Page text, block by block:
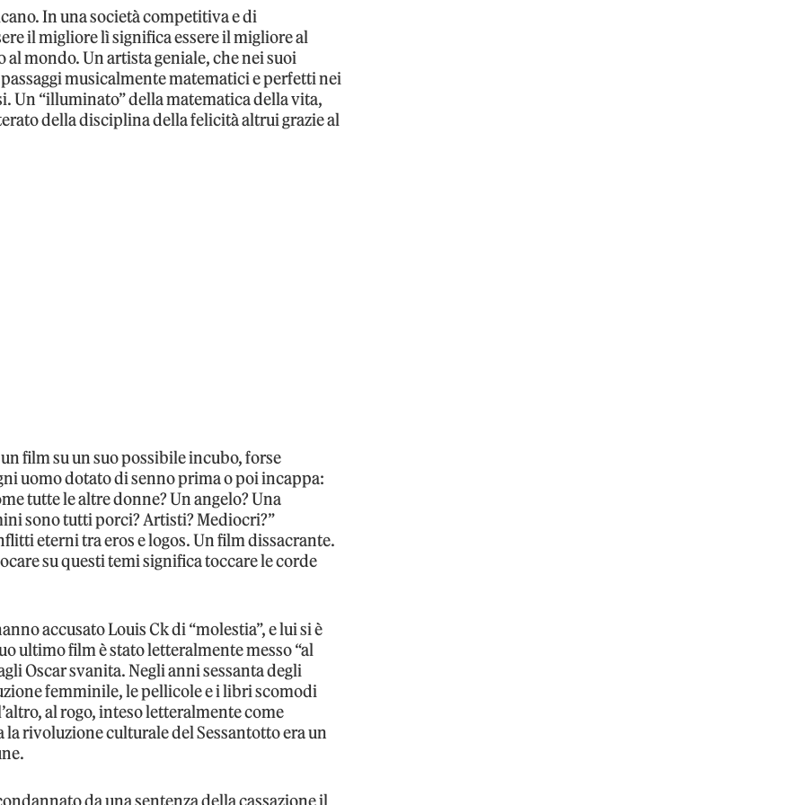
In una società competitiva e di
il migliore lì significa essere il migliore al
mondo. Un artista geniale, che nei suoi
musicalmente matematici e perfetti nei
Un “illuminato” della matematica della vita,
della disciplina della felicità altrui grazie al
film su un suo possibile incubo, forse
uomo dotato di senno prima o poi incappa:
tutte le altre donne? Un angelo? Una
sono tutti porci? Artisti? Mediocri?”
eterni tra eros e logos. Un film dissacrante.
su questi temi significa toccare le corde
accusato Louis Ck di “molestia”, e lui si è
ultimo film è stato letteralmente messo “al
Oscar svanita. Negli anni sessanta degli
femminile, le pellicole e i libri scomodi
al rogo, inteso letteralmente come
rivoluzione culturale del Sessantotto era un